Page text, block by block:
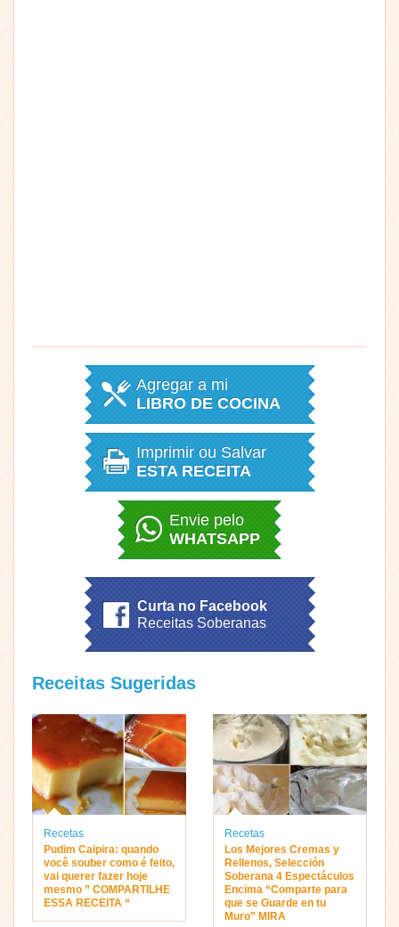
Agregar a mi
LIBRO DE COCINA
Imprimir ou Salvar
ESTA RECEITA
Envie pelo
WHATSAPP
Curta no Facebook
Receitas Soberanas
Receitas Sugeridas
Recetas
Pudim Caipira: quando
você souber como é feito,
vai querer fazer hoje
mesmo ” COMPARTILHE
ESSA RECEITA “
Recetas
Los Mejores Cremas y
Rellenos, Selección
Soberana 4 Espectáculos
Encima “Comparte para
que se Guarde en tu
Muro” MIRA